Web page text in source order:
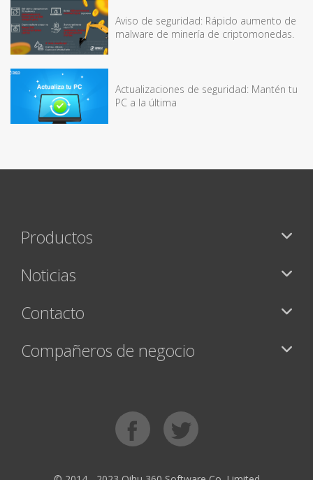
Aviso de seguridad: Rápido aumento de
malware de minería de criptomonedas.
Actualizaciones de seguridad: Mantén tu
PC a la última
Productos
Noticias
Contacto
Compañeros de negocio